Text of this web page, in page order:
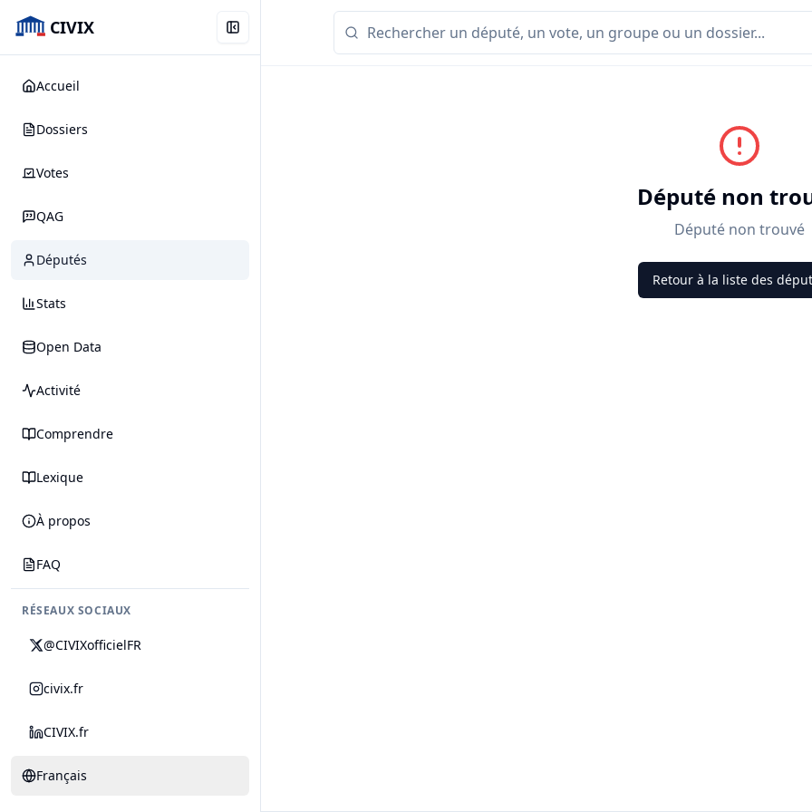
CIVIX
Accueil
Dossiers
Votes
QAG
Députés
Stats
Open Data
Activité
Comprendre
Lexique
À propos
FAQ
RÉSEAUX SOCIAUX
@CIVIXofficielFR
civix.fr
CIVIX.fr
Français
Député non
Député non trouvé
Retour à la liste des